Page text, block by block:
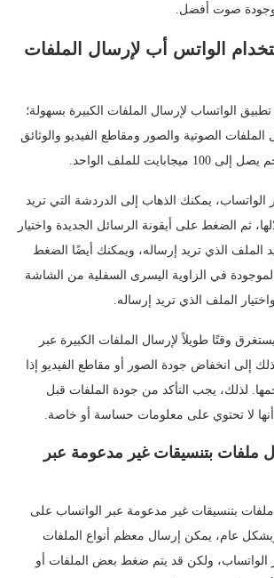
وجودة صوت أفضل.
الواتس أب لإرسال الملفات
الواتساب لإرسال الملفات الكبيرة بسهولة؛
الصوتية والصور ومقاطع الفيديو والوثائق
للملف الواحد.
يمكنك الذهاب إلى الدردشة التي تريد
ثم الضغط على أيقونة الرسائل الجديدة واختيار
الملف الذي تريد إرساله، ويمكنك أيضًا الضغط
في الزاوية اليسرى السفلية من الشاشة
الملف الذي تريد إرساله.
وقتًا طويلاً لإرسال الملفات الكبيرة عبر
إلى انخفاض جودة الصور أو مقاطع الفيديو إذا
لذلك، يجب التأكد من جودة الملفات قبل
أنها لا تحتوي على معلومات حساسة أو خاصة.
ملفات بتنسيقات غير مدعومة عبر
ملفات بتنسيقات غير مدعومة عبر الواتساب على
عام، يمكن إرسال معظم أنواع الملفات
الواتساب، ولكن قد يتم ضغط بعض الملفات أو